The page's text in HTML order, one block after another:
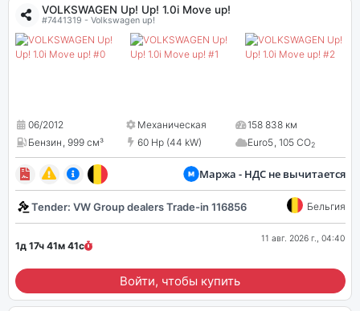
VOLKSWAGEN Up! Up! 1.0i Move up!
#7441319 - Volkswagen up!
06/2012 Механическая
158 838 км
Бензин, 999 см³ 60 Hp (44 kW) Euro5, 105 CO2
Маржа - НДС не вычитается
Tender: VW Group dealers Trade-in 116856 Бельгия
1д 17ч 41м 41с
11 авг. 2026 г., 04:40
Войти, чтобы купить